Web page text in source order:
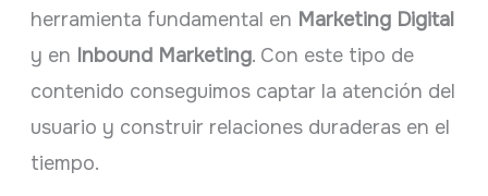
herramienta fundamental en Marketing Digital
y en Inbound Marketing. Con este tipo de
contenido conseguimos captar la atención del
usuario y construir relaciones duraderas en el
tiempo.